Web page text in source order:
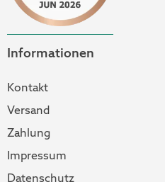
Informationen
Kontakt
Versand
Zahlung
Impressum
Datenschutz